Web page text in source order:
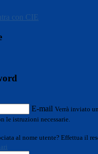
con CIE
E-mail Verrà inviato
le istruzioni necessarie.
al nome utente? Effettua il